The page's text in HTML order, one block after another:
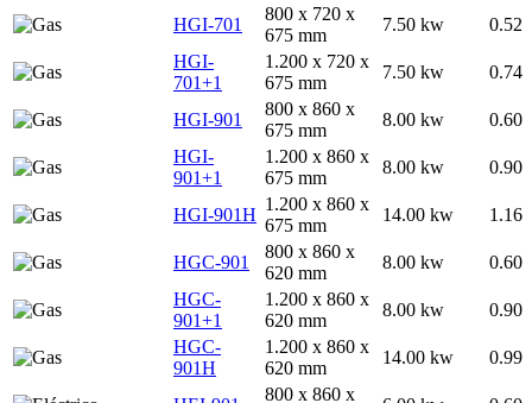
HGI-701
800 x 720 x
675 mm
7.50 kw
0.52
HGI-
701+1
1.200 x 720 x
675 mm
7.50 kw 0.74
HGI-901
800 x 860 x
675 mm
8.00 kw
0.60
HGI-
901+1
1.200 x 860 x
675 mm
8.00 kw 0.90
HGI-901H
1.200 x 860 x
675 mm
14.00 kw 1.16
HGC-901
800 x 860 x
620 mm
8.00 kw
0.60
HGC-
901+1
1.200 x 860 x
620 mm
8.00 kw
0.90
HGC-
901H
1.200 x 860 x
620 mm
14.00 kw 0.99
800 x 860 x